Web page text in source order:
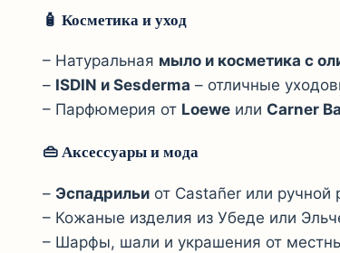
🧴 Косметика и уход
– Натуральная мыло и косметика с
– ISDIN и Sesderma – отличные
– Парфюмерия от Loewe или Carner
👜 Аксессуары и мода
– Эспадрильи от Castañer или ручной
– Кожаные изделия из Убеде или
– Шарфы, шали и украшения от